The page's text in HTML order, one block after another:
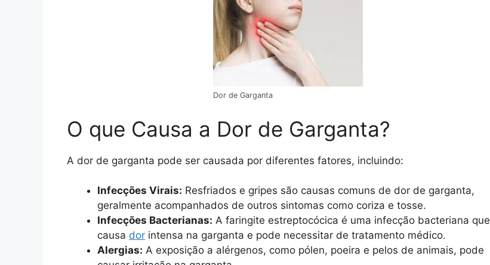
Dor de Garganta
O que Causa a Dor de Garganta?
A dor de garganta pode ser causada por diferentes fatores, incluindo:
Infecções Virais: Resfriados e gripes são causas comuns de dor de garganta,
geralmente acompanhados de outros sintomas como coriza e tosse.
Infecções Bacterianas: A faringite estreptocócica é uma infecção bacteriana que
causa dor intensa na garganta e pode necessitar de tratamento médico.
Alergias: A exposição a alérgenos, como pólen, poeira e pelos de animais, pode